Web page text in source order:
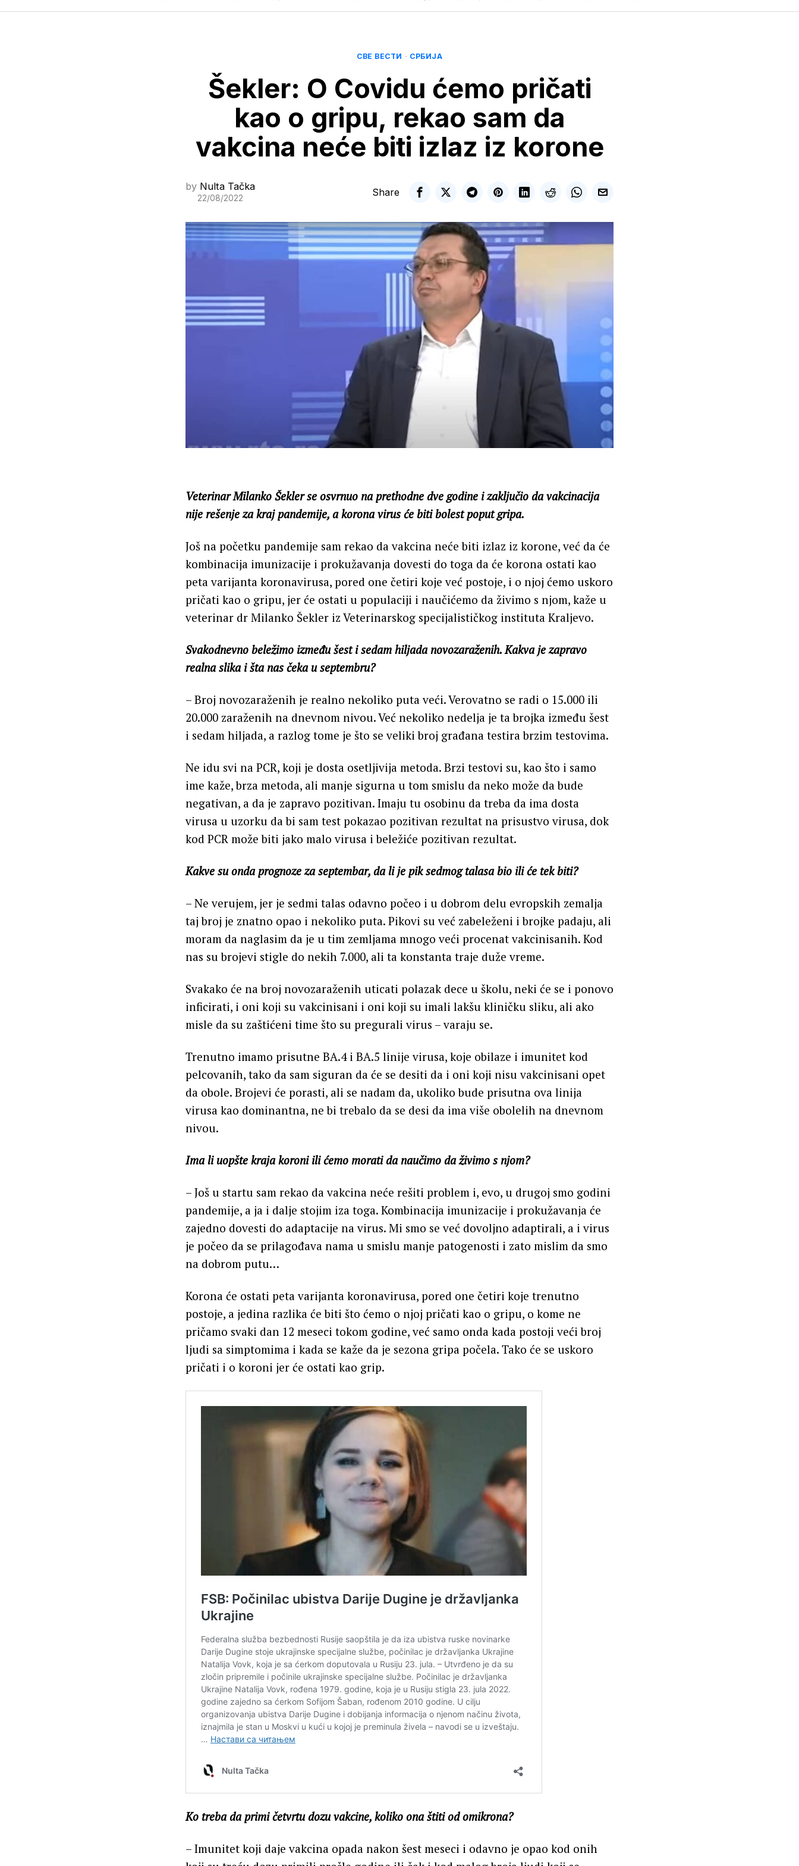
СВЕ ВЕСТИ · СРБИЈА
Šekler: O Covidu ćemo pričati
kao o gripu, rekao sam da
vakcina neće biti izlaz iz korone
by Nulta Tačka
22/08/2022
Share
Veterinar Milanko Šekler se osvrnuo na prethodne dve godine i zaključio da vakcinacija
nije rešenje za kraj pandemije, a korona virus će biti bolest poput gripa.
Još na početku pandemije sam rekao da vakcina neće biti izlaz iz korone, već da će
kombinacija imunizacije i prokužavanja dovesti do toga da će korona ostati kao
peta varijanta koronavirusa, pored one četiri koje već postoje, i o njoj ćemo uskoro
pričati kao o gripu, jer će ostati u populaciji i naučićemo da živimo s njom, kaže u
veterinar dr Milanko Šekler iz Veterinarskog specijalističkog instituta Kraljevo.
Svakodnevno beležimo između šest i sedam hiljada novozaraženih. Kakva je zapravo
realna slika i šta nas čeka u septembru?
– Broj novozaraženih je realno nekoliko puta veći. Verovatno se radi o 15.000 ili
20.000 zaraženih na dnevnom nivou. Već nekoliko nedelja je ta brojka između šest
i sedam hiljada, a razlog tome je što se veliki broj građana testira brzim testovima.
Ne idu svi na PCR, koji je dosta osetljivija metoda. Brzi testovi su, kao što i samo
ime kaže, brza metoda, ali manje sigurna u tom smislu da neko može da bude
negativan, a da je zapravo pozitivan. Imaju tu osobinu da treba da ima dosta
virusa u uzorku da bi sam test pokazao pozitivan rezultat na prisustvo virusa, dok
kod PCR može biti jako malo virusa i beležiće pozitivan rezultat.
Kakve su onda prognoze za septembar, da li je pik sedmog talasa bio ili će tek biti?
– Ne verujem, jer je sedmi talas odavno počeo i u dobrom delu evropskih zemalja
taj broj je znatno opao i nekoliko puta. Pikovi su već zabeleženi i brojke padaju, ali
moram da naglasim da je u tim zemljama mnogo veći procenat vakcinisanih. Kod
nas su brojevi stigle do nekih 7.000, ali ta konstanta traje duže vreme.
Svakako će na broj novozaraženih uticati polazak dece u školu, neki će se i ponovo
inficirati, i oni koji su vakcinisani i oni koji su imali lakšu kliničku sliku, ali ako
misle da su zaštićeni time što su pregurali virus – varaju se.
Trenutno imamo prisutne BA.4 i BA.5 linije virusa, koje obilaze i imunitet kod
pelcovanih, tako da sam siguran da će se desiti da i oni koji nisu vakcinisani opet
da obole. Brojevi će porasti, ali se nadam da, ukoliko bude prisutna ova linija
virusa kao dominantna, ne bi trebalo da se desi da ima više obolelih na dnevnom
nivou.
Ima li uopšte kraja koroni ili ćemo morati da naučimo da živimo s njom?
– Još u startu sam rekao da vakcina neće rešiti problem i, evo, u drugoj smo godini
pandemije, a ja i dalje stojim iza toga. Kombinacija imunizacije i prokužavanja će
zajedno dovesti do adaptacije na virus. Mi smo se već dovoljno adaptirali, a i virus
je počeo da se prilagođava nama u smislu manje patogenosti i zato mislim da smo
na dobrom putu…
Korona će ostati peta varijanta koronavirusa, pored one četiri koje trenutno
postoje, a jedina razlika će biti što ćemo o njoj pričati kao o gripu, o kome ne
pričamo svaki dan 12 meseci tokom godine, već samo onda kada postoji veći broj
ljudi sa simptomima i kada se kaže da je sezona gripa počela. Tako će se uskoro
pričati i o koroni jer će ostati kao grip.
Ko treba da primi četvrtu dozu vakcine, koliko ona štiti od omikrona?
– Imunitet koji daje vakcina opada nakon šest meseci i odavno je opao kod onih